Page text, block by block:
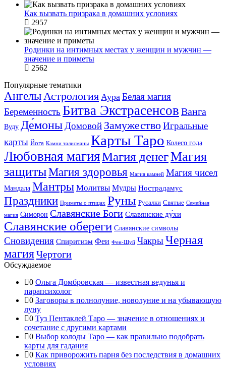
Как вызвать призрака в домашних условиях
2957
Родинки на интимных местах у женщин и мужчин —
значение и приметы
2562
Популярные тематики
АнгелыАстрология Аура Белая магия
Беременность Битва Экстрасенсов Ванга
Вуду Де́моны Домовой ЗамужествоИгральные
карты Йога Камни талисманы Карты Таро Колесо года
Любовная магияМагия денегМагия
защитыМагия здоровья Магия камней Магия чисел
Мандала Мантры Молитвы Мудры Нострадамус
Праздники Приметы о птицах Руны Русалки Святые Семейная
магия Симорон Славянские Боги Славянские ду́хи
Славянские обереги Славянские символы
Сновидения Спиритизм Феи Фен-Шуй ЧакрыЧерная
магияЧертоги
Обсуждаемое
0 Ольга Домбровская — известная ведунья и
парапсихолог
0 Заговоры в полнолуние, новолуние и на убывающую
луну
0 Туз Пентаклей Таро — значение в отношениях и
сочетание с другими картами
0 Выбор колоды Таро — как правильно подобрать
карты для гадания
0 Как приворожить парня без последствия в домашних
условиях